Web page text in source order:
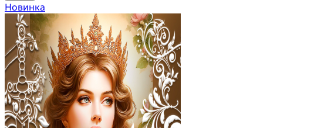
Новинка